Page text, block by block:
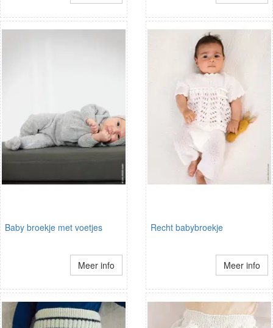
Baby broekje met voetjes
Meer info
Recht babybroekje
Meer info